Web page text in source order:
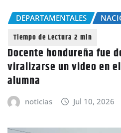
DEPARTAMENTALES
Docente hondureña fue
viralizarse un video en
alumna
noticias Jul 10, 2026